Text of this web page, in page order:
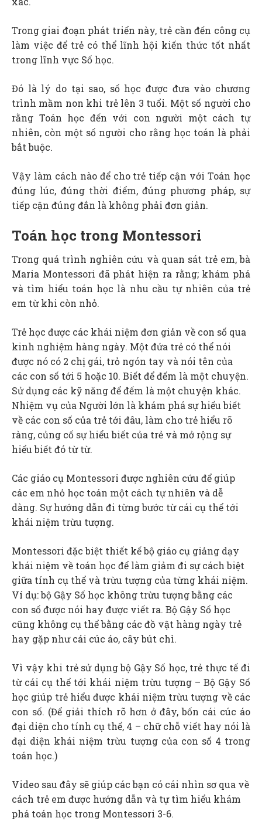
Trong giai đoạn phát triển này, trẻ cần đến công cụ
làm việc để trẻ có thể lĩnh hội kiến thức tốt nhất
trong lĩnh vực Số học.
Đó là lý do tại sao, số học được đưa vào chương
trình mầm non khi trẻ lên 3 tuổi. Một số người cho
rằng Toán học đến với con người một cách tự
nhiên, còn một số người cho rằng học toán là phải
bắt buộc.
Vậy làm cách nào để cho trẻ tiếp cận với Toán học
đúng lúc, đúng thời điểm, đúng phương pháp, sự
tiếp cận đúng đắn là không phải đơn giản.
Toán học trong Montessori
Trong quá trình nghiên cứu và quan sát trẻ em, bà
Maria Montessori đã phát hiện ra rằng; khám phá
và tìm hiểu toán học là nhu cầu tự nhiên của trẻ
em từ khi còn nhỏ.
Trẻ học được các khái niệm đơn giản về con số qua
kinh nghiệm hàng ngày. Một đứa trẻ có thể nói
được nó có 2 chị gái, trỏ ngón tay và nói tên của
các con số tới 5 hoặc 10. Biết để đếm là một chuyện.
Sử dụng các kỹ năng để đếm là một chuyện khác.
Nhiệm vụ của Người lớn là khám phá sự hiểu biết
về các con số của trẻ tới đâu, làm cho trẻ hiểu rõ
ràng, củng cố sự hiểu biết của trẻ và mở rộng sự
hiểu biết đó từ từ.
Các giáo cụ Montessori được nghiên cứu để giúp
các em nhỏ học toán một cách tự nhiên và dễ
dàng. Sự hướng dẫn đi từng bước từ cái cụ thể tới
khái niệm trừu tượng.
Montessori đặc biệt thiết kế bộ giáo cụ giảng dạy
khái niệm về toán học để làm giảm đi sự cách biệt
giữa tính cụ thể và trừu tượng của từng khái niệm.
Ví dụ: bộ Gậy Số học không trừu tượng bằng các
con số được nói hay được viết ra. Bộ Gậy Số học
cũng không cụ thể bằng các đồ vật hàng ngày trẻ
hay gặp như cái cúc áo, cây bút chì.
Vì vậy khi trẻ sử dụng bộ Gậy Số học, trẻ thực tế đi
từ cái cụ thể tới khái niệm trừu tượng – Bộ Gậy Số
học giúp trẻ hiểu được khái niệm trừu tượng về các
con số. (Để giải thích rõ hơn ở đây, bốn cái cúc áo
đại diện cho tính cụ thể, 4 – chữ chỗ viết hay nói là
đại diện khái niệm trừu tượng của con số 4 trong
toán học.)
Video sau đây sẽ giúp các bạn có cái nhìn sơ qua về
cách trẻ em được hướng dẫn và tự tìm hiểu khám
phá toán học trong Montessori 3-6.